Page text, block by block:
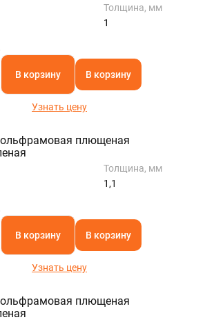
Толщина, мм
1
В корзину В корзину
Узнать цену
плющеная
Толщина, мм
1,1
В корзину В корзину
Узнать цену
плющеная